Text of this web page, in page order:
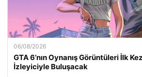
06/08/2026
GTA 6’nın Oynanış Görüntüleri İlk
İzleyiciyle Buluşacak